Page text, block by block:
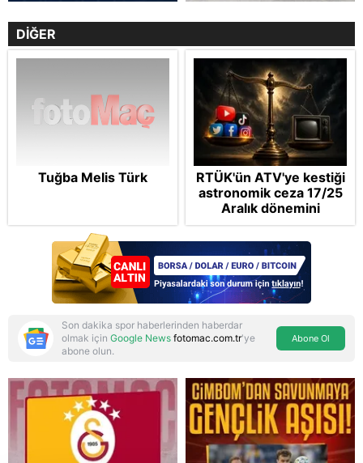
Reddet
DİĞER
Tuğba Melis Türk
RTÜK'ün ATV'ye kestiği
astronomik ceza 17/25
Aralık dönemini
anımsattı! Milli yayınlara
"yaptırım" kıskacı:
Turkuvaz Medya neden
hedefte?
Son dakika spor haberlerinden haberdar
olmak için Google News fotomac.com.tr'ye
abone olun.
Abone Ol